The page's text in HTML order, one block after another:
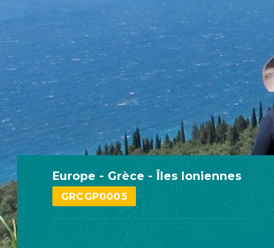
Europe - Grèce - Îles Ioniennes
GRCGP0005